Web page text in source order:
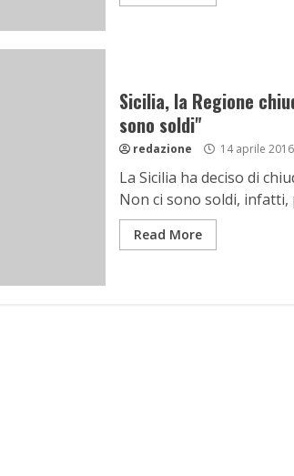
Sicilia, la Regione
sono soldi"
redazione 14 aprile 2016
La Sicilia ha deciso di
Non ci sono soldi, infatti,
Read More